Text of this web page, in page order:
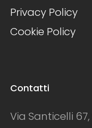
Privacy Policy
Cookie Policy
Contatti
Via Santicelli 67,